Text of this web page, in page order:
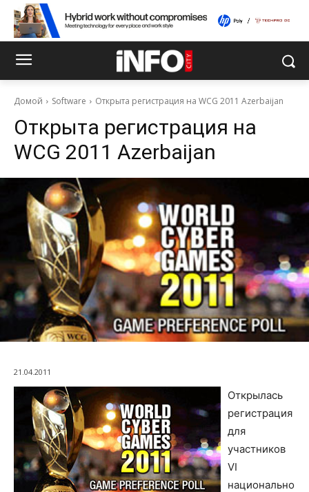
Домой Software Открыта регистрация на WCG 2011 Azerbaijan
Открыта регистрация на
WCG 2011 Azerbaijan
21.04.2011
Открылась
регистрация
для
участников
VI
национально